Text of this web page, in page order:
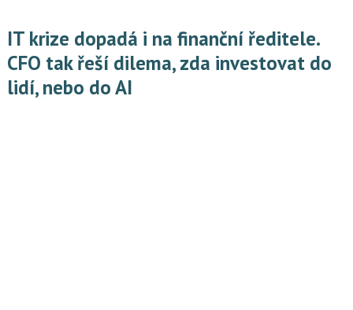
IT krize dopadá i na finanční ředitele.
CFO tak řeší dilema, zda investovat do
lidí, nebo do AI